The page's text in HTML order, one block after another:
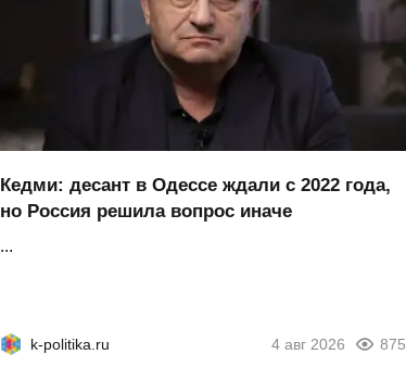
Кедми: десант в Одессе ждали с 2022 года,
но Россия решила вопрос иначе
...
k-politika.ru 4 авг 2026 875